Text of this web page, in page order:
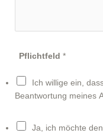
Pflichtfeld *
Ich willige ein,
Beantwortung meines
Ja, ich möchte